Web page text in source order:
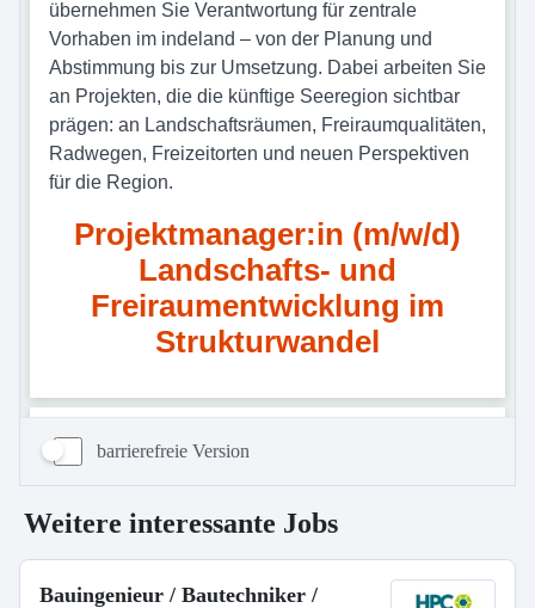
barrierefreie Version
Weitere interessante Jobs
Bauingenieur / Bautechniker /